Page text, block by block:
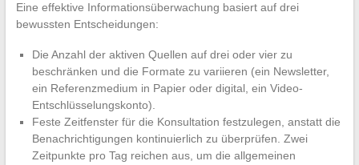
Eine effektive Informationsüberwachung basiert auf drei
bewussten Entscheidungen:
Die Anzahl der aktiven Quellen auf drei oder vier zu
beschränken und die Formate zu variieren (ein Newsletter,
ein Referenzmedium in Papier oder digital, ein Video-
Entschlüsselungskonto).
Feste Zeitfenster für die Konsultation festzulegen, anstatt die
Benachrichtigungen kontinuierlich zu überprüfen. Zwei
Zeitpunkte pro Tag reichen aus, um die allgemeinen